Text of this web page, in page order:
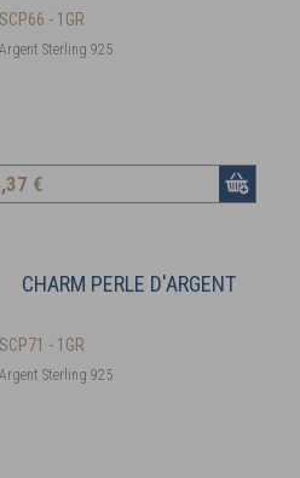
SCP66 - 1GR
Argent Sterling 925
,37 €
CHARM PERLE D'ARGENT
SCP71 - 1GR
Argent Sterling 925